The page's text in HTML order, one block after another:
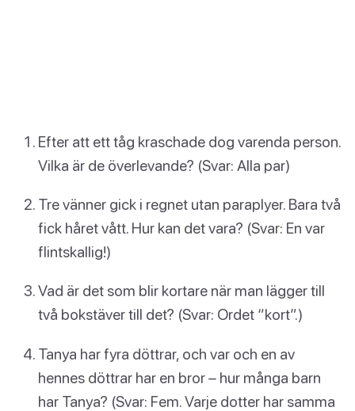
Efter att ett tåg kraschade dog varenda person.
Vilka är de överlevande? (Svar: Alla par)
Tre vänner gick i regnet utan paraplyer. Bara två
fick håret vått. Hur kan det vara? (Svar: En var
flintskallig!)
Vad är det som blir kortare när man lägger till
två bokstäver till det? (Svar: Ordet “kort”.)
Tanya har fyra döttrar, och var och en av
hennes döttrar har en bror – hur många barn
har Tanya? (Svar: Fem. Varje dotter har samma